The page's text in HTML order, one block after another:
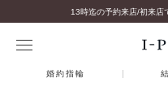
婚約指輪